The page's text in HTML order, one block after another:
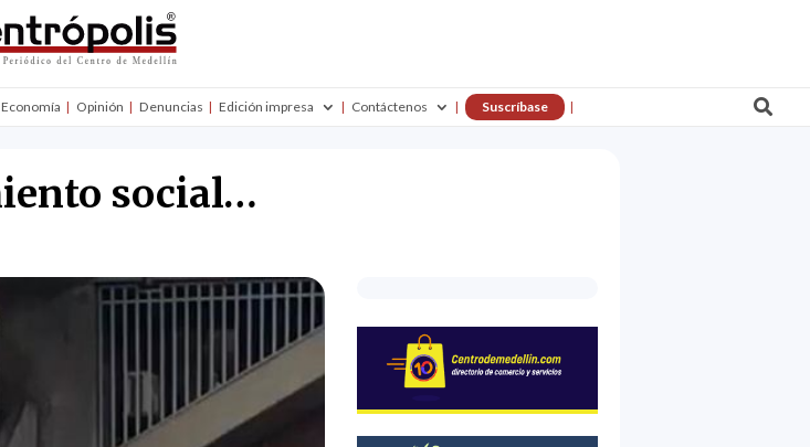
Economía Opinión Denuncias Edición impresa Contáctenos Suscríbase 
social…